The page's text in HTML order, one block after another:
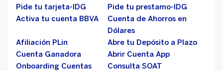
Pide tu tarjeta-IDG
Pide tu prestamo-IDG
Activa tu cuenta BBVA
Cuenta de Ahorros en
Dólares
Afiliación PLin
Abre tu Depósito a Plazo
Cuenta Ganadora
Abrir Cuenta App
Onboarding Cuentas
Consulta SOAT